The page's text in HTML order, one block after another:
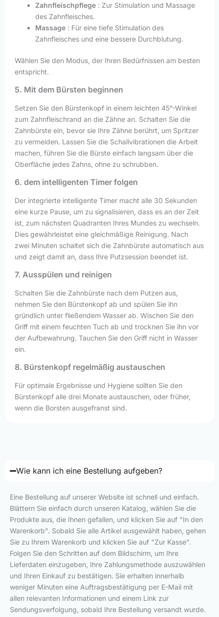
Zahnfleischpflege : Zur Stimulation und Massage
des Zahnfleisches.
Massage : Für eine tiefe Stimulation des
Zahnfleisches und eine bessere Durchblutung.
Wählen Sie den Modus, der Ihren Bedürfnissen am besten
entspricht.
5. Mit dem Bürsten beginnen
Setzen Sie den Bürstenkopf in einem leichten 45°-Winkel
zum Zahnfleischrand an die Zähne an. Schalten Sie die
Zahnbürste ein, bevor sie Ihre Zähne berührt, um Spritzer
zu vermeiden. Lassen Sie die Schallvibrationen die Arbeit
machen, führen Sie die Bürste einfach langsam über die
Oberfläche jedes Zahns, ohne zu schrubben.
6. dem intelligenten Timer folgen
Der integrierte intelligente Timer macht alle 30 Sekunden
eine kurze Pause, um zu signalisieren, dass es an der Zeit
ist, zum nächsten Quadranten Ihres Mundes zu wechseln.
Dies gewährleistet eine gleichmäßige Reinigung. Nach
zwei Minuten schaltet sich die Zahnbürste automatisch aus
und zeigt damit an, dass Ihre Putzsession beendet ist.
7. Ausspülen und reinigen
Schalten Sie die Zahnbürste nach dem Putzen aus,
nehmen Sie den Bürstenkopf ab und spülen Sie ihn
gründlich unter fließendem Wasser ab. Wischen Sie den
Griff mit einem feuchten Tuch ab und trocknen Sie ihn vor
der Aufbewahrung. Tauchen Sie den Griff nicht in Wasser
ein.
8. Bürstenkopf regelmäßig austauschen
Für optimale Ergebnisse und Hygiene sollten Sie den
Bürstenkopf alle drei Monate austauschen, oder früher,
wenn die Borsten ausgefranst sind.
Wie kann ich eine Bestellung aufgeben?
Eine Bestellung auf unserer Website ist schnell und einfach.
Blättern Sie einfach durch unseren Katalog, wählen Sie die
Produkte aus, die Ihnen gefallen, und klicken Sie auf "In den
Warenkorb". Sobald Sie alle Artikel ausgewählt haben, gehen
Sie zu Ihrem Warenkorb und klicken Sie auf "Zur Kasse".
Folgen Sie den Schritten auf dem Bildschirm, um Ihre
Lieferdaten einzugeben, Ihre Zahlungsmethode auszuwählen
und Ihren Einkauf zu bestätigen. Sie erhalten innerhalb
weniger Minuten eine Auftragsbestätigung per E-Mail mit
allen relevanten Informationen und einem Link zur
Sendungsverfolgung, sobald Ihre Bestellung versandt wurde.